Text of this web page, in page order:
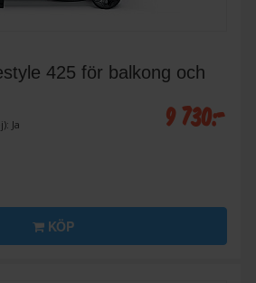
425 för balkong och
Ja
9 730:-
KÖP